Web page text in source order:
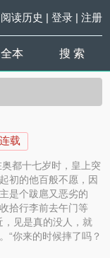
阅读历史 | 登录| 注册
全本 搜 索
连载
都十七岁时，皇上突
初的他百般不愿，因
是个跋扈又恶劣的
拾行李前去午门等
见是真的没人，就
“你来的时候摔了吗？
知和宜竟伸出手一把